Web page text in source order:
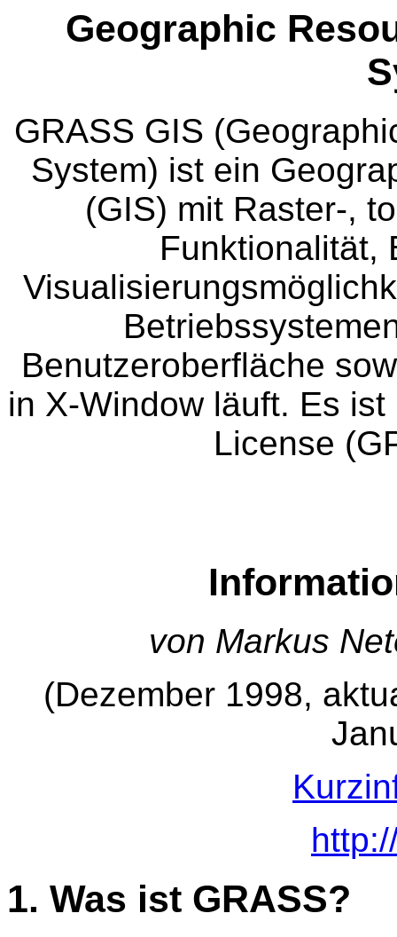
Geographic
GRASS GIS
System) ist ein
(GIS) mit Raster-,
Funktionalität,
Benutzeroberfläche
in X-Window läuft. Es
License
von Markus
(Dezember 1998,
1. Was ist GRASS?